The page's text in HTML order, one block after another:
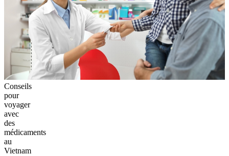
Conseils
pour
voyager
avec
des
médicaments
au
Vietnam